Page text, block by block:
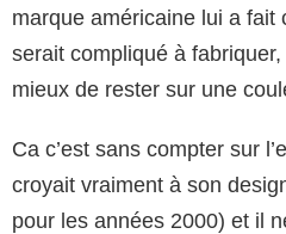
marque américaine lui a fait
serait compliqué à
mieux de rester sur une
Ca c’est sans compter sur
croyait vraiment à son
pour les années 2000) et il